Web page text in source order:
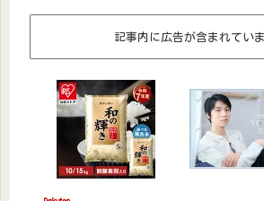
記事内に広告が含まれていま